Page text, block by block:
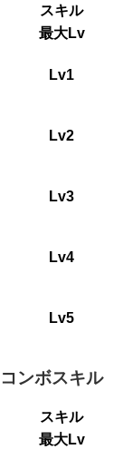
スキル
最大Lv
Lv1
Lv2
Lv3
Lv4
Lv5
コンボスキル
スキル
最大Lv